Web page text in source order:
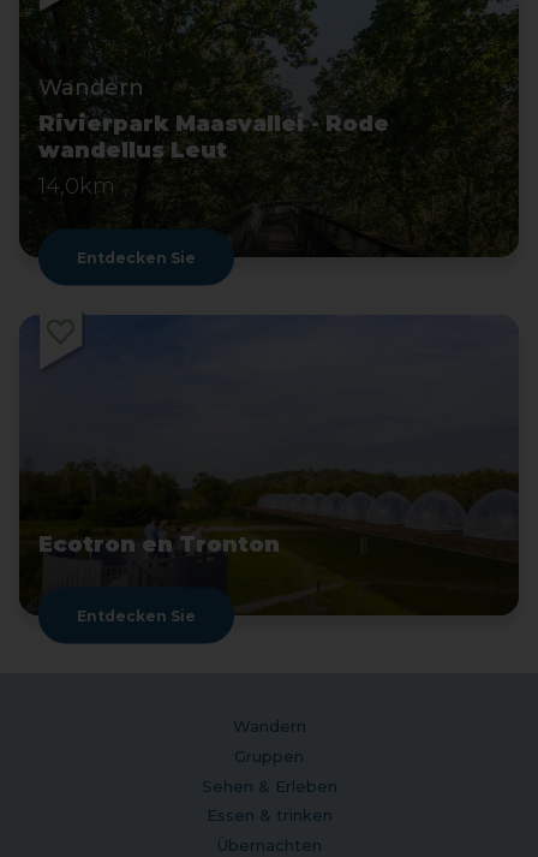
Wandern
Rivierpark Maasvallei - Rode
wandellus Leut
14,0km
Entdecken Sie
Ecotron en Tronton
Entdecken Sie
Wandern
Gruppen
Sehen & Erleben
Essen & trinken
Übernachten